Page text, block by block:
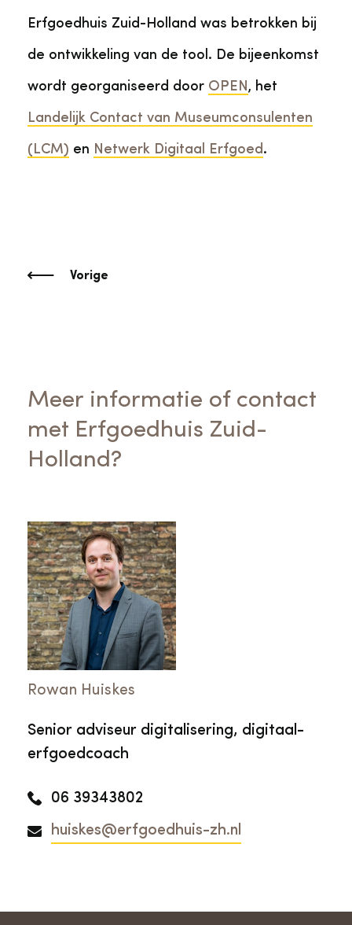
Erfgoedhuis Zuid-Holland was betrokken bij
de ontwikkeling van de tool. De bijeenkomst
wordt georganiseerd door OPEN, het
Landelijk Contact van Museumconsulenten
(LCM) en Netwerk Digitaal Erfgoed.
Vorige
Meer informatie of contact
met Erfgoedhuis Zuid-
Holland?
Rowan Huiskes
Senior adviseur digitalisering, digitaal-
erfgoedcoach
06 39343802
huiskes@erfgoedhuis-zh.nl